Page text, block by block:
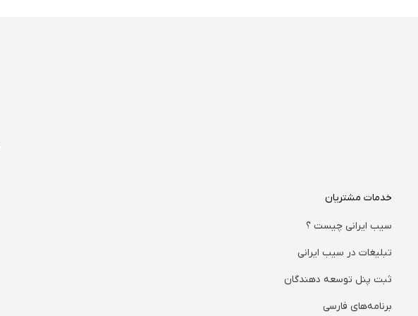
خدمات مشتریان
سیب ایرانی چیست ؟
تبلیغات در سیب ایرانی
ثبت پنل توسعه دهندگان
برنامه‌های فارسی